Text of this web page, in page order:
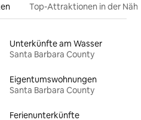
Top-Attraktionen in der
Unterkünfte am Wasser
Santa Barbara County
Eigentumswohnungen
Santa Barbara County
Ferienunterkünfte